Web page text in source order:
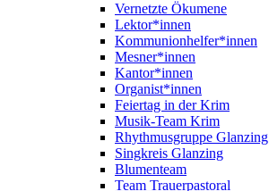
Vernetzte Ökumene
Lektor*innen
Kommunionhelfer*innen
Mesner*innen
Kantor*innen
Organist*innen
Feiertag in der Krim
Musik-Team Krim
Rhythmusgruppe Glanzing
Singkreis Glanzing
Blumenteam
Team Trauerpastoral